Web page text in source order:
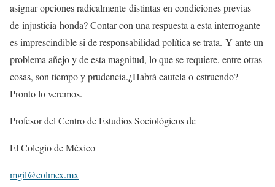
asignar opciones radicalmente distintas en condiciones previas
de injusticia honda? Contar con una respuesta a esta interrogante
es imprescindible si de responsabilidad política se trata. Y ante un
problema añejo y de esta magnitud, lo que se requiere, entre otras
cosas, son tiempo y prudencia.¿Habrá cautela o estruendo?
Pronto lo veremos.
Profesor del Centro de Estudios Sociológicos de
El Colegio de México
mgil@colmex.mx